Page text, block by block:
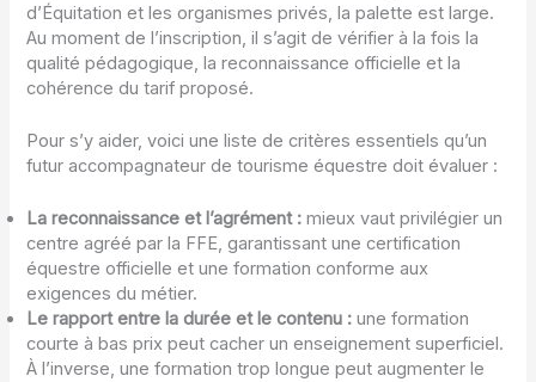
d’Équitation et les organismes privés, la palette est large.
Au moment de l’inscription, il s’agit de vérifier à la fois la
qualité pédagogique, la reconnaissance officielle et la
cohérence du tarif proposé.
Pour s’y aider, voici une liste de critères essentiels qu’un
futur accompagnateur de tourisme équestre doit évaluer :
La reconnaissance et l’agrément : mieux vaut privilégier un
centre agréé par la FFE, garantissant une certification
équestre officielle et une formation conforme aux
exigences du métier.
Le rapport entre la durée et le contenu : une formation
courte à bas prix peut cacher un enseignement superficiel.
À l’inverse, une formation trop longue peut augmenter le